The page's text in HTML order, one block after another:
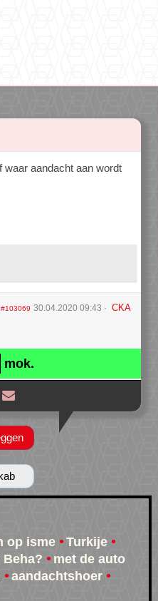
waar aandacht aan wordt
#103069 30.04.2020 09:43 CKA
mok.
op isme
Turkije
Beha?
met de auto
aandachtshoer